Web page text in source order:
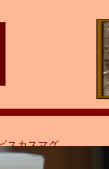
スカスマグ